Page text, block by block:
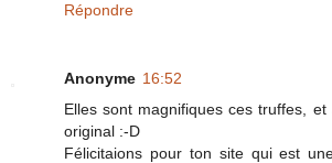
Répondre
Anonyme 16:52
Elles sont magnifiques ces truffes,
original :-D
Félicitaions pour ton site qui est